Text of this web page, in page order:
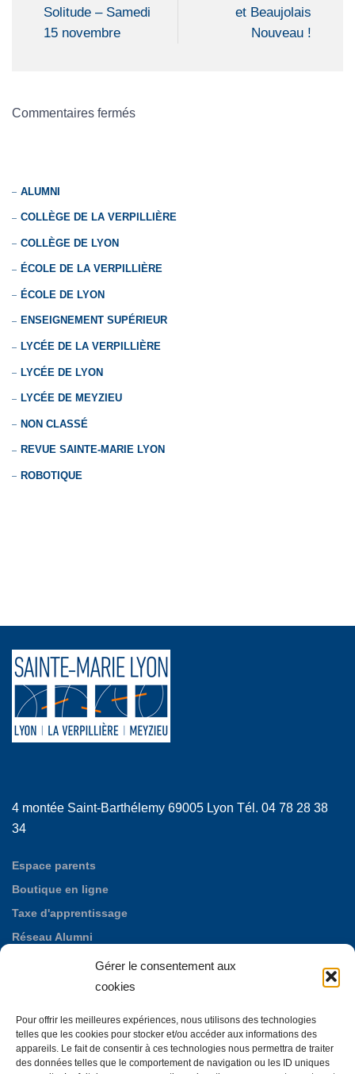
Gérer le consentement aux
cookies
Pour offrir les meilleures expériences, nous utilisons des technologies
telles que les cookies pour stocker et/ou accéder aux informations des
appareils. Le fait de consentir à ces technologies nous permettra de traiter
des données telles que le comportement de navigation ou les ID uniques
Solitude – Samedi
15 novembre
et Beaujolais
Nouveau !
Commentaires fermés
ALUMNI
COLLÈGE DE LA VERPILLIÈRE
COLLÈGE DE LYON
ÉCOLE DE LA VERPILLIÈRE
ÉCOLE DE LYON
ENSEIGNEMENT SUPÉRIEUR
LYCÉE DE LA VERPILLIÈRE
LYCÉE DE LYON
LYCÉE DE MEYZIEU
NON CLASSÉ
REVUE SAINTE-MARIE LYON
ROBOTIQUE
4 montée Saint-Barthélemy 69005 Lyon Tél. 04 78 28 38
34
Espace parents
Boutique en ligne
Taxe d'apprentissage
Réseau Alumni
Nos offres d'emploi
Fondation des Maristes de Puylata
La Neylière, maison d'accueil mariste